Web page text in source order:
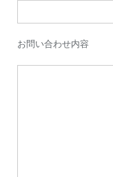
お問い合わせ内容